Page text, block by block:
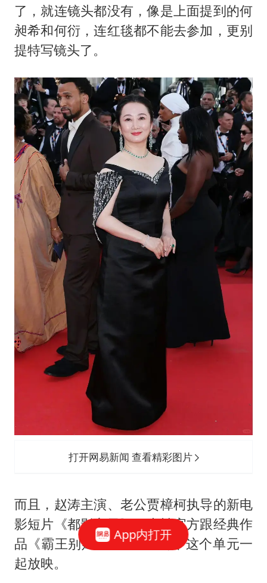
了，就连镜头都没有，像是上面提到的何
昶希和何衍，连红毯都不能去参加，更别
提特写镜头了。
打开网易新闻 查看精彩图片
而且，赵涛主演、老公贾樟柯执导的新电
影短片《都影之灵》，也被官方跟经典作
品《霸王别姬》在“戛纳经典”这个单元一
起放映。
App内打开